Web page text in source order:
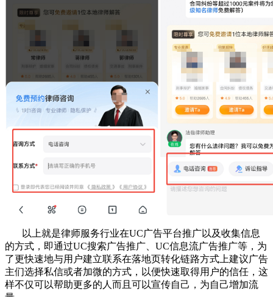
以上就是律师服务行业在UC广告平台推广以及收集信息
的方式，即通过UC搜索广告推广、UC信息流广告推广等，为
了更快速地与用户建立联系在落地页转化链路方式上建议广告
主们选择私信或者加微的方式，以便快速取得用户的信任，这
样不仅可以帮助更多的人而且可以宣传自己，为自己增加流